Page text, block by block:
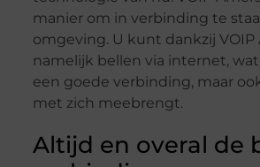
manier om in verbinding te
omgeving. U kunt dankzij VOIP
namelijk bellen via internet,
een goede verbinding, maar
met zich meebrengt.
Altijd en overal de